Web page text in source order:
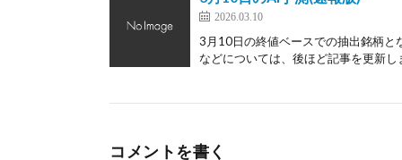
2026.03.10
3月10日の終値ベースでの抽出銘柄と
などについては、後ほど記事を更新
コメントを書く